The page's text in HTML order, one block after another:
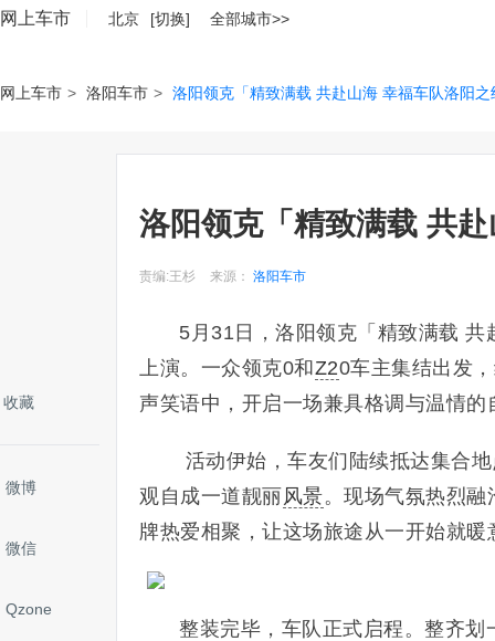
网上车市 北京 [切换] 全部城市>>
网上车市 > 洛阳车市 > 洛阳领克「精致满载 共赴山海 幸福车队洛阳之
收藏
微博
微信
Qzone
洛阳领克「精致满载 共
责编:王杉 来源： 洛阳车市
5月31日，洛阳领克「精致满载
上演。一众领克0和Z20车主集结出发
声笑语中，开启一场兼具格调与温情的
活动伊始，车友们陆续抵达集合
观自成一道靓丽 风景。现场气氛热烈
牌热爱相聚，让这场旅途从一开始就暖
整装完毕，车队正式启程。整齐